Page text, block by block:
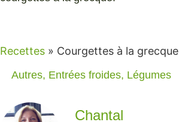
Recettes » Courgettes à la grecque
Autres, Entrées froides, Légumes
Chantal